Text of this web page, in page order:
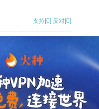
支持[0] 反对[0]